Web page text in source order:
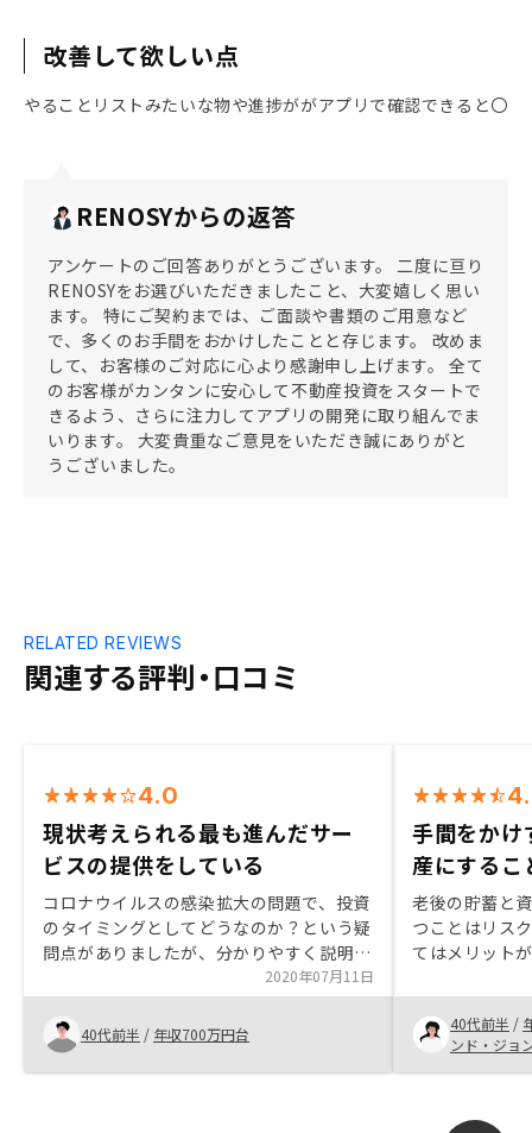
改善して欲しい点
やることリストみたいな物や進捗ががアプリで確認できると〇
RENOSYからの返答
アンケートのご回答ありがとうございます。 二度に亘り
RENOSYをお選びいただきましたこと、大変嬉しく思い
ます。 特にご契約までは、ご面談や書類のご用意など
で、多くのお手間をおかけしたことと存じます。 改めま
して、お客様のご対応に心より感謝申し上げます。 全て
のお客様がカンタンに安心して不動産投資をスタートで
きるよう、さらに注力してアプリの開発に取り組んでま
いります。 大変貴重なご意見をいただき誠にありがと
うございました。
関連する評判・口コミ
RELATED REVIEWS
4.0
現状考えられる最も進んだサー
ビスの提供をしている
コロナウイルスの感染拡大の問題で、投資
のタイミングとしてどうなのか？という疑
問点がありましたが、分かりやすく説明し
ていただいて決断できました。複数物件の
候補がある中で、どちらを選択したら良い
か分からない、という現実があり、セール
スの方のお考えが一番決め手となりまし
た。現状考え得る、最も進んだサービスを
2020年07月11日
40代前半 / 年収700万円台
手間をかけ
産にするこ
老後の貯蓄と
つことはリス
てはメリット
りやすかった
た。デメリッ
とができた。
40代前半 /
ンド・ジョ